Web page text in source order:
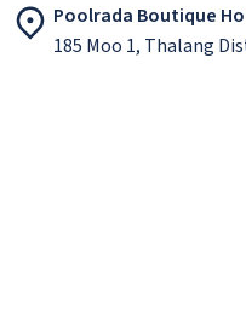
Poolrada Boutique
185 Moo 1, Thalang